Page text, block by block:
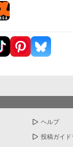
くれる。陽太が保育園に
オフィスで働き始めてし
名乗る女性が訪れて来、
られて逆切れした元カノ
続けていたことを暴露さ
「今は兄貴の代役でもい
った。 夫とは真逆のタイ
ヘルプ
投稿ガイド